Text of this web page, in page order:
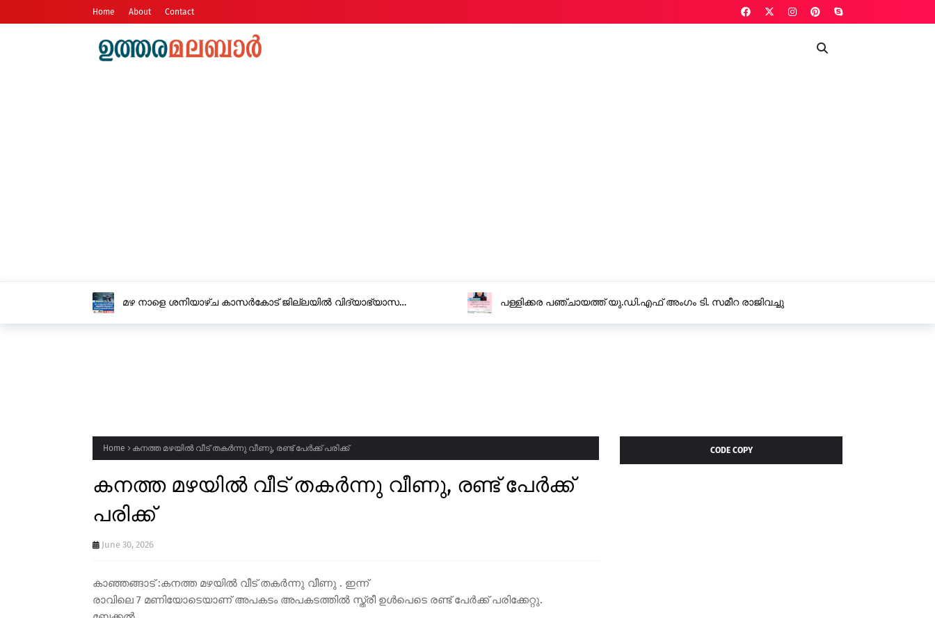
Home About Contact
മഴ നാളെ ശനിയാഴ്ച കാസർകോട് ജില്ലയിൽ വിദ്യാഭ്യാസ
പള്ളിക്കര പഞ്ചായത്ത് യു.ഡി.എഫ് അംഗം ടി. സമീറ രാജിവച്ചു
Home കനത്ത മഴയിൽ വീട് തകർന്നു വീണു, രണ്ട് പേർക്ക് പരിക്ക്
കനത്ത മഴയിൽ വീട് തകർന്നു വീണു, രണ്ട് പേർക്ക്
പരിക്ക്
June 30, 2026
കാഞ്ഞങ്ങാട് :കനത്ത മഴയിൽ വീട് തകർന്നു വീണു . ഇന്ന്
രാവിലെ 7 മണിയോടെയാണ് അപകടം അപകടത്തിൽ സ്ത്രീ ഉൾപെടെ രണ്ട് പേർക്ക് പരിക്കേറ്റു.
CODE COPY